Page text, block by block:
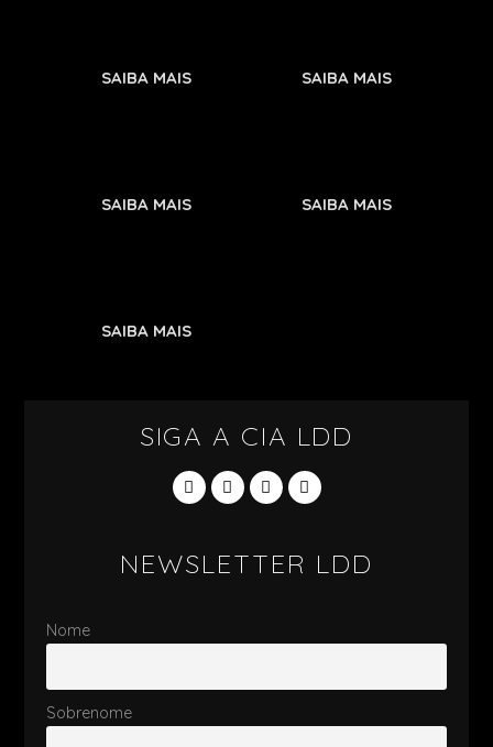
SAIBA MAIS SAIBA MAIS
SAIBA MAIS SAIBA MAIS
SAIBA MAIS
SIGA A CIA LDD
NEWSLETTER LDD
Nome
Sobrenome